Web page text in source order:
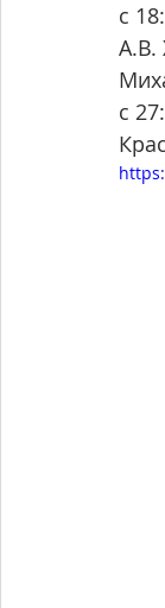
с
А.В.
с